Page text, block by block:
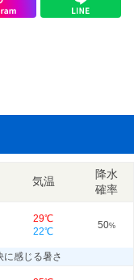
気温
降水
確率
29℃
22℃
50%
に感じる暑さ